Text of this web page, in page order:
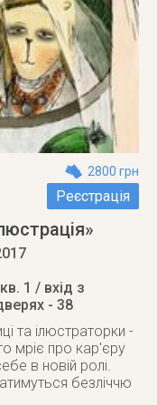
2800 грн
Реєстрація
1 / вхід з
- 38
та ілюстраторки -
мріє про кар'єру
в новій ролі.
безліччю